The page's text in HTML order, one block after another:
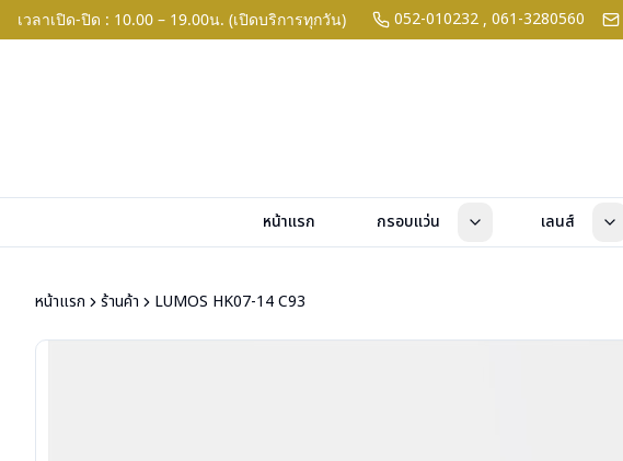
เวลาเปิด-ปิด : 10.00 – 19.00น. (เปิดบริการทุกวัน) 052-010232 , 061-3280560
หน้าแรก กรอบแว่น เลนส์
หน้าแรก ร้านค้า LUMOS HK07-14 C93